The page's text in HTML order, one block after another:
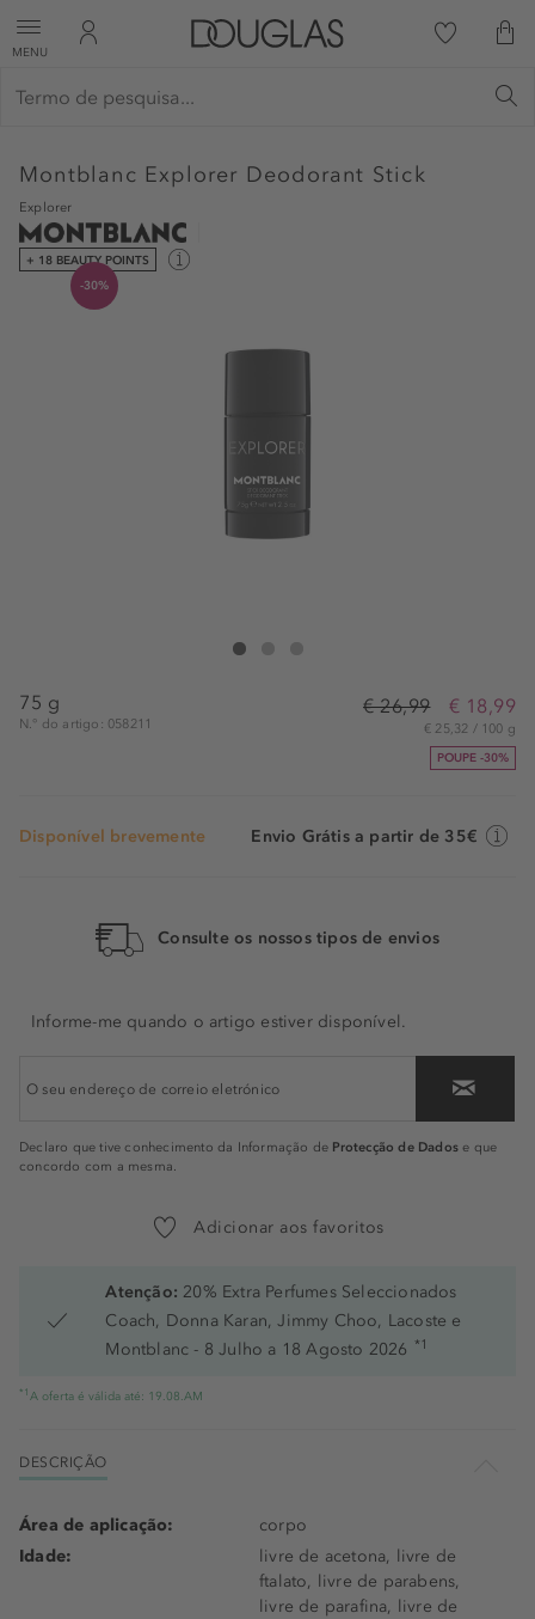
MENU
Montblanc Explorer Deodorant Stick
Explorer
+ 18 BEAUTY POINTS
-30%
Montblanc Explorer Deodorant Stick
75 g
N.° do artigo: 058211
€ 26,99 € 18,99
€ 25,32 / 100 g
POUPE -30%
Disponível brevemente Envio Grátis a partir de 35€
Consulte os nossos tipos de envios
Informe-me quando o artigo estiver disponível.
Declaro que tive conhecimento da Informação de Protecção de Dados e que
concordo com a mesma.
Adicionar aos favoritos
Atenção: 20% Extra Perfumes Seleccionados
Coach, Donna Karan, Jimmy Choo, Lacoste e
Montblanc - 8 Julho a 18 Agosto 2026 *1
*1 A oferta é válida até: 19.08.AM
DESCRIÇÃO
Área de aplicação:
corpo
Idade:
livre de acetona, livre de
ftalato, livre de parabens,
livre de parafina, livre de